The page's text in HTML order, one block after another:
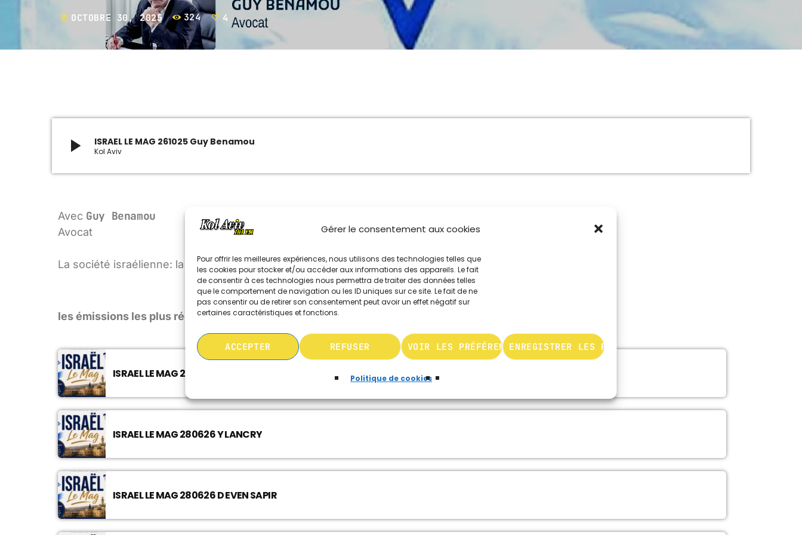
Gérer le consentement aux cookies
Pour offrir les meilleures expériences, nous utilisons des technologies telles que
les cookies pour stocker et/ou accéder aux informations des appareils. Le fait
de consentir à ces technologies nous permettra de traiter des données telles
que le comportement de navigation ou les ID uniques sur ce site. Le fait de ne
pas consentir ou de retirer son consentement peut avoir un effet négatif sur
certaines caractéristiques et fonctions.
ACCEPTER REFUSER VOIR LES PRÉFÉRENCESENREGISTRER LES PRÉFÉRENCES
Politique de cookies
MUSIQUE CHABBATIQUE
07:00 - 08:00
today OCTOBRE 30, 2025 324 4
play_arrow ISRAEL LE MAG 261025 Guy Benamou
Kol Aviv
Avec Guy Benamou
Avocat
La société israélienne: la résilience est -elle possible ?
les émissions les plus récentes
ISRAEL LE MAG 280626 Y KELLER
ISRAEL LE MAG 280626 Y LANCRY
ISRAEL LE MAG 280626 D EVEN SAPIR